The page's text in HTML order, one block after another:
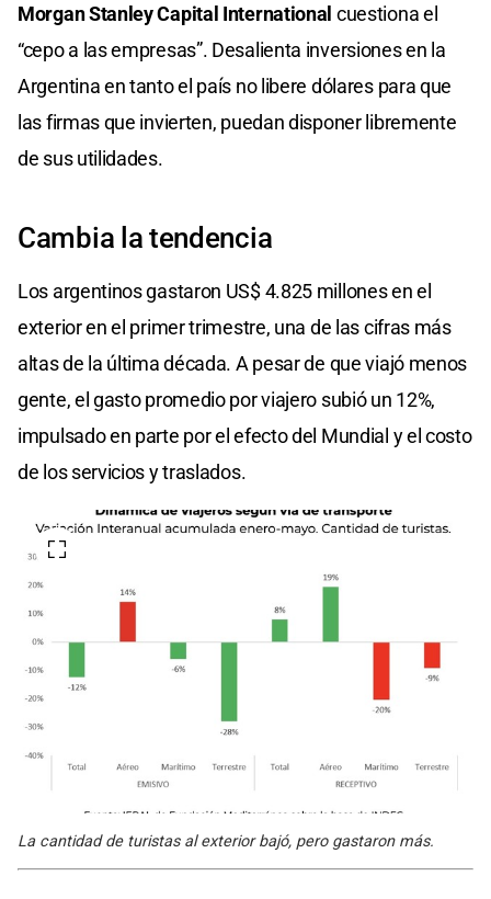
Morgan Stanley Capital International cuestiona el
“cepo a las empresas”. Desalienta inversiones en la
Argentina en tanto el país no libere dólares para que
las firmas que invierten, puedan disponer libremente
de sus utilidades.
Cambia la tendencia
Los argentinos gastaron US$ 4.825 millones en el
exterior en el primer trimestre, una de las cifras más
altas de la última década. A pesar de que viajó menos
gente, el gasto promedio por viajero subió un 12%,
impulsado en parte por el efecto del Mundial y el costo
de los servicios y traslados.
La cantidad de turistas al exterior bajó, pero gastaron más.